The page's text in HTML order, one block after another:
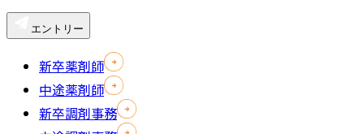
エントリー
新卒薬剤師
中途薬剤師
新卒調剤事務